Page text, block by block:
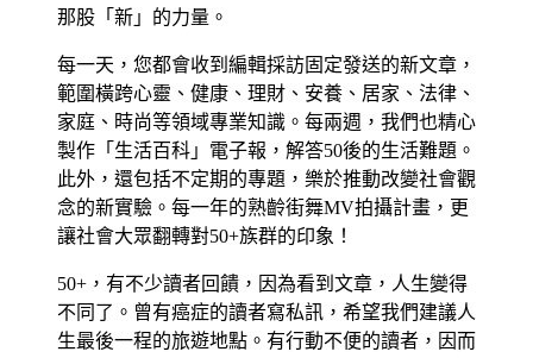
那股「新」的力量。
每一天，您都會收到編輯採訪固定發送的新文章，
範圍橫跨心靈、健康、理財、安養、居家、法律、
家庭、時尚等領域專業知識。每兩週，我們也精心
製作「生活百科」電子報，解答50後的生活難題。
此外，還包括不定期的專題，樂於推動改變社會觀
念的新實驗。每一年的熟齡街舞MV拍攝計畫，更
讓社會大眾翻轉對50+族群的印象！
50+，有不少讀者回饋，因為看到文章，人生變得
不同了。曾有癌症的讀者寫私訊，希望我們建議人
生最後一程的旅遊地點。有行動不便的讀者，因而